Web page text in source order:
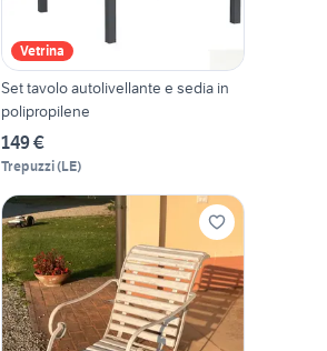
Vetrina
Set tavolo autolivellante e sedia in
polipropilene
149 €
Trepuzzi(LE)